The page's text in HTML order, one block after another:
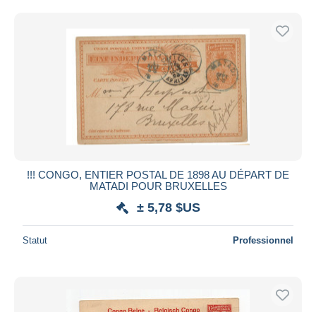
!!! CONGO, ENTIER POSTAL DE 1898 AU DÉPART DE
MATADI POUR BRUXELLES
± 5,78 $US
Statut Professionnel